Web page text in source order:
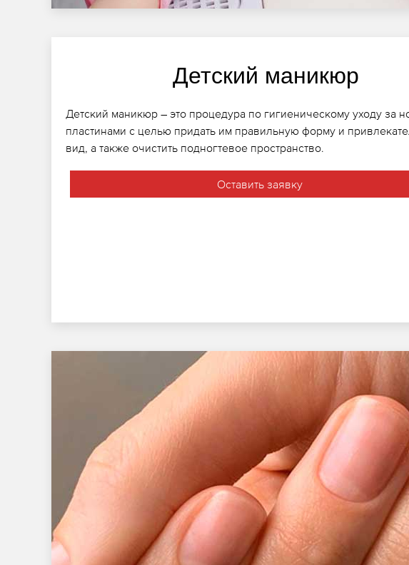
Детский маникюр
Детский маникюр – это процедура по гигиеническому уходу за
пластинами с целью придать им правильную форму и
вид, а также очистить подногтевое пространство.
Оставить заявку